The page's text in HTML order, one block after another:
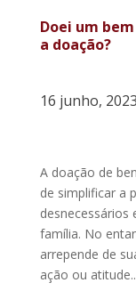
Doei um
a doação?
16 junho, 2023
A doação de
de simplificar a
família. No
arrepende de
ação ou